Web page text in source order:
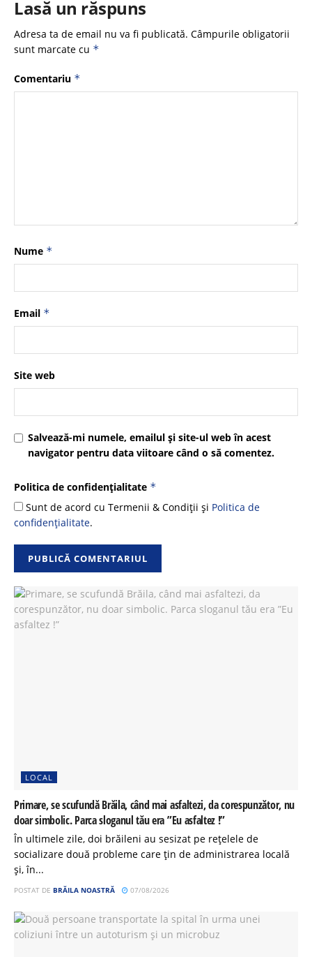
Lasă un răspuns
Adresa ta de email nu va fi publicată. Câmpurile obligatorii
sunt marcate cu *
Comentariu *
Nume *
Email *
Site web
Salvează-mi numele, emailul și site-ul web în acest
navigator pentru data viitoare când o să comentez.
Politica de confidențialitate *
Sunt de acord cu Termenii & Condiții și Politica de
confidențialitate.
LOCAL
Primare, se scufundă Brăila, când mai asfaltezi, da corespunzător, nu
doar simbolic. Parca sloganul tău era ”Eu asfaltez !”
În ultimele zile, doi brăileni au sesizat pe rețelele de
socializare două probleme care țin de administrarea locală
și, în...
POSTAT DE BRĂILA NOASTRĂ 07/08/2026